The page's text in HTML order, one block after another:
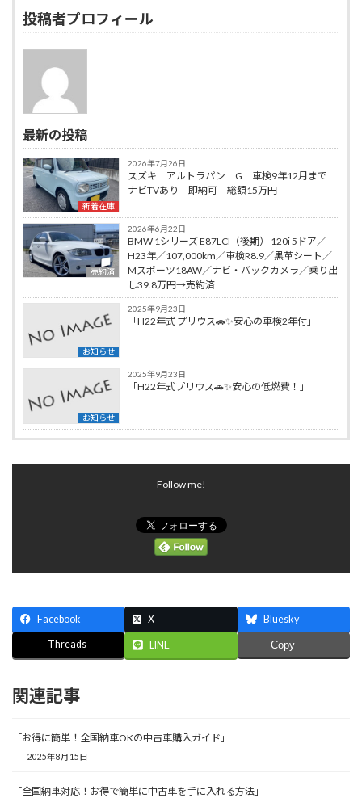
投稿者プロフィール
最新の投稿
新着在庫
2026年7月26日
スズキ アルトラパン G 車検9年12月まで
ナビTVあり 即納可 総額15万円
売約済
2026年6月22日
BMW 1シリーズ E87LCI（後期） 120i 5ドア／
H23年／107,000km／車検R8.9／黒革シート／
Mスポーツ18AW／ナビ・バックカメラ／乗り出
し39.8万円→売約済
お知らせ
2025年9月23日
「H22年式 プリウス🚗✨安心の車検2年付」
お知らせ
2025年9月23日
「H22年式プリウス🚗✨安心の低燃費！」
Follow me!
Facebook X Bluesky
Threads LINE Copy
関連記事
「お得に簡単！全国納車OKの中古車購入ガイド」
2025年8月15日
「全国納車対応！お得で簡単に中古車を手に入れる方法」